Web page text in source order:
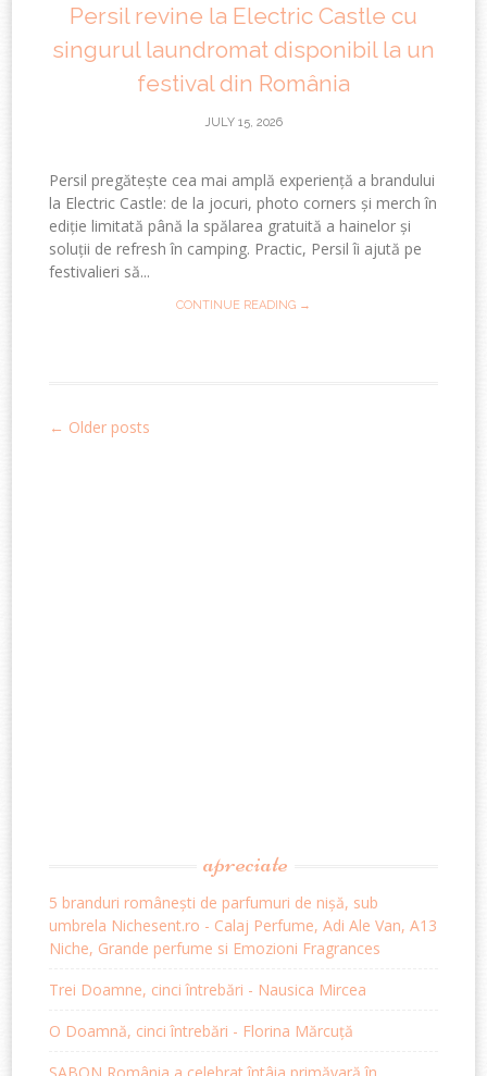
Persil revine la Electric Castle cu
singurul laundromat disponibil la un
festival din România
JULY 15, 2026
Persil pregătește cea mai amplă experiență a brandului
la Electric Castle: de la jocuri, photo corners și merch în
ediție limitată până la spălarea gratuită a hainelor și
soluții de refresh în camping. Practic, Persil îi ajută pe
festivalieri să...
CONTINUE READING →
Post
← Older posts
apreciate
5 branduri românești de parfumuri de nișă, sub
umbrela Nichesent.ro - Calaj Perfume, Adi Ale Van, A13
Niche, Grande perfume si Emozioni Fragrances
Trei Doamne, cinci întrebări - Nausica Mircea
O Doamnă, cinci întrebări - Florina Mărcuță